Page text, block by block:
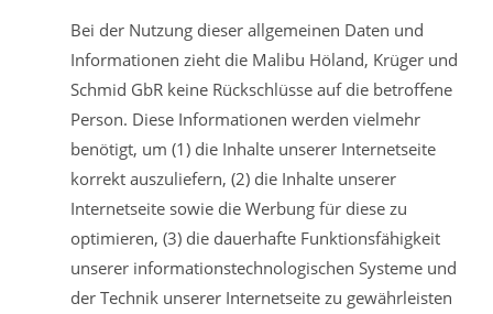
Bei der Nutzung dieser allgemeinen Daten und
Informationen zieht die Malibu Höland, Krüger und
Schmid GbR keine Rückschlüsse auf die betroffene
Person. Diese Informationen werden vielmehr
benötigt, um (1) die Inhalte unserer Internetseite
korrekt auszuliefern, (2) die Inhalte unserer
Internetseite sowie die Werbung für diese zu
optimieren, (3) die dauerhafte Funktionsfähigkeit
unserer informationstechnologischen Systeme und
der Technik unserer Internetseite zu gewährleisten